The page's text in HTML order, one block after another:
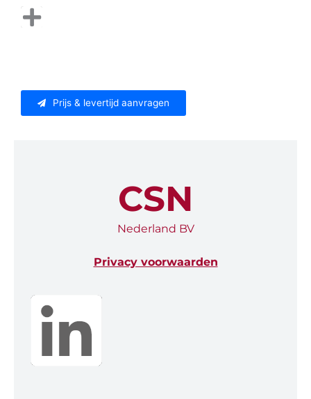
Prijs & levertijd aanvragen
CSN
Nederland BV
Privacy voorwaarden